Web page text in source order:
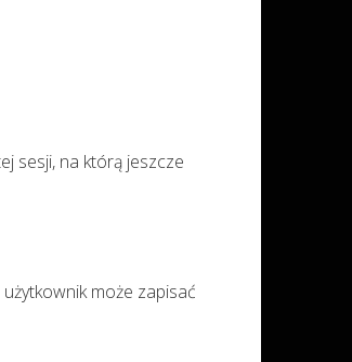
sesji, na którą jeszcze
może zapisać